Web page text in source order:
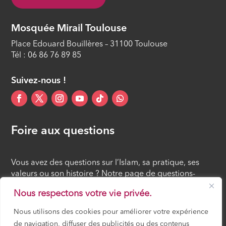
Nous respectons votre vie privée.
Nous utilisons des cookies pour améliorer votre expérience
de navigation, diffuser des publicités ou des contenus
Mosquée Mirail Toulouse
Place Edouard Bouillères – 31100 Toulouse
Tél : 06 86 76 89 85
Suivez-nous !
Foire aux questions
Vous avez des questions sur l’Islam, sa pratique, ses
valeurs ou son histoire ? Notre page de questions-
réponses rassemble des réponses claires et accessibles
à tous, croyants ou simples curieux.